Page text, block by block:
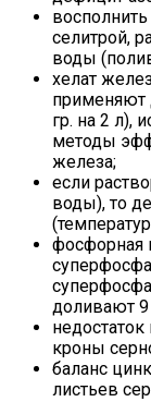
селитрой,
воды
хелат
применяют
гр. на 2 л),
методы
железа;
если
воды), то
фосфорная
доливают
кроны
баланс
листьев